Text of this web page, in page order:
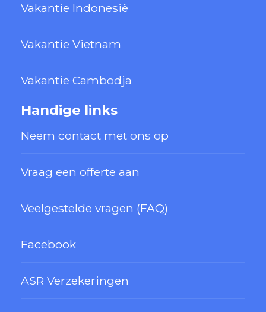
Vakantie Indonesië
Vakantie Vietnam
Vakantie Cambodja
Handige links
Neem contact met ons op
Vraag een offerte aan
Veelgestelde vragen (FAQ)
Facebook
ASR Verzekeringen